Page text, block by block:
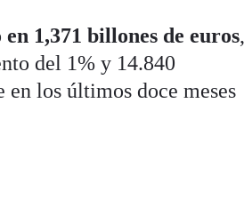
1,371 billones de euros,
del 1% y 14.840
en los últimos doce meses